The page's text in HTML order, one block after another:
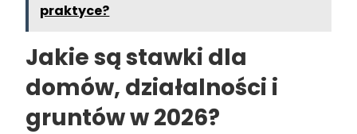
praktyce?
Jakie są stawki dla
domów, działalności i
gruntów w 2026?